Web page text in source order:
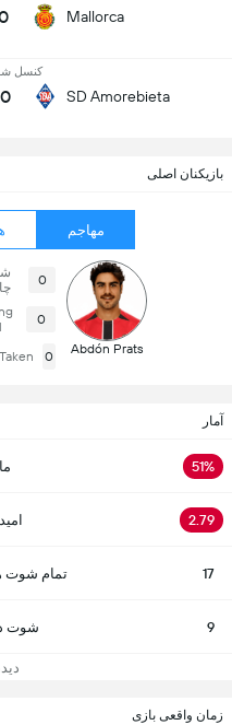
Mallorca
SD Amorebieta
کنسل
بازیکنان اصلی
مهاجم
Abdón Prats
0
0
0
آمار
51%
2.79
17 تمام شوت
9 شوت
زمان واقعی بازی